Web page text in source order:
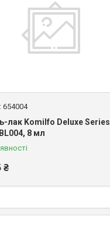
654004
лак Komilfo Deluxe Series
8 мл
₴